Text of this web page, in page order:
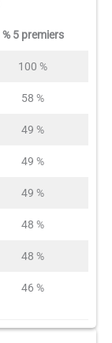
% 5 premiers
100 %
58 %
49 %
49 %
49 %
48 %
48 %
46 %